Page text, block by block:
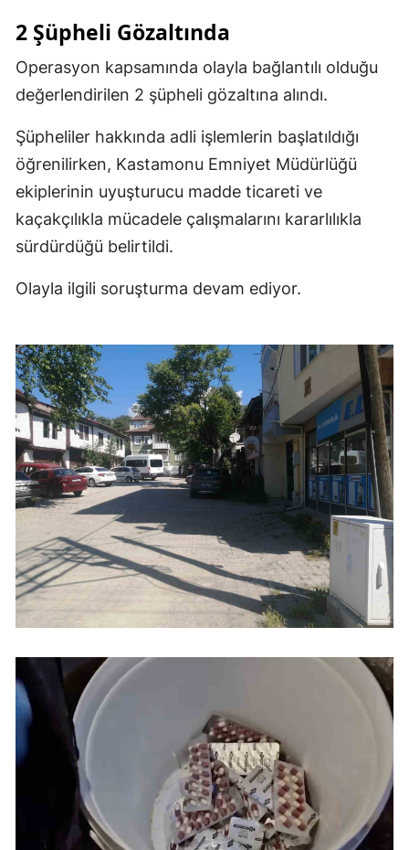
2 Şüpheli Gözaltında
Operasyon kapsamında olayla bağlantılı olduğu
değerlendirilen 2 şüpheli gözaltına alındı.
Şüpheliler hakkında adli işlemlerin başlatıldığı
öğrenilirken, Kastamonu Emniyet Müdürlüğü
ekiplerinin uyuşturucu madde ticareti ve
kaçakçılıkla mücadele çalışmalarını kararlılıkla
sürdürdüğü belirtildi.
Olayla ilgili soruşturma devam ediyor.